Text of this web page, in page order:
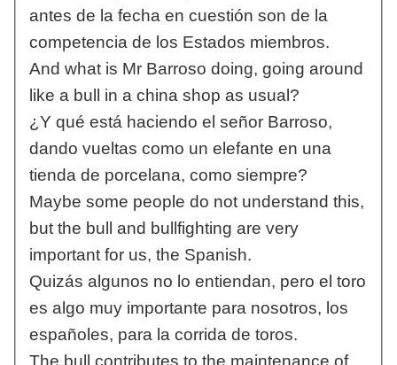
antes de la fecha en cuestión son de la
competencia de los Estados miembros.
And what is Mr Barroso doing, going around
like a bull in a china shop as usual?
¿Y qué está haciendo el señor Barroso,
dando vueltas como un elefante en una
tienda de porcelana, como siempre?
Maybe some people do not understand this,
but the bull and bullfighting are very
important for us, the Spanish.
Quizás algunos no lo entiendan, pero el toro
es algo muy importante para nosotros, los
españoles, para la corrida de toros.
The bull contributes to the maintenance of